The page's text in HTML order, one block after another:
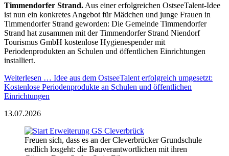
Timmendorfer Strand. Aus einer erfolgreichen OstseeTalent-Idee
ist nun ein konkretes Angebot für Mädchen und junge Frauen in
Timmendorfer Strand geworden: Die Gemeinde Timmendorfer
Strand hat zusammen mit der Timmendorfer Strand Niendorf
Tourismus GmbH kostenlose Hygienespender mit
Periodenprodukten an Schulen und öffentlichen Einrichtungen
installiert.
Weiterlesen … Idee aus dem OstseeTalent erfolgreich umgesetzt:
Kostenlose Periodenprodukte an Schulen und öffentlichen
Einrichtungen
13.07.2026
Freuen sich, dass es an der Cleverbrücker Grundschule
endlich losgeht: die Bauverantwortlichen mit ihren